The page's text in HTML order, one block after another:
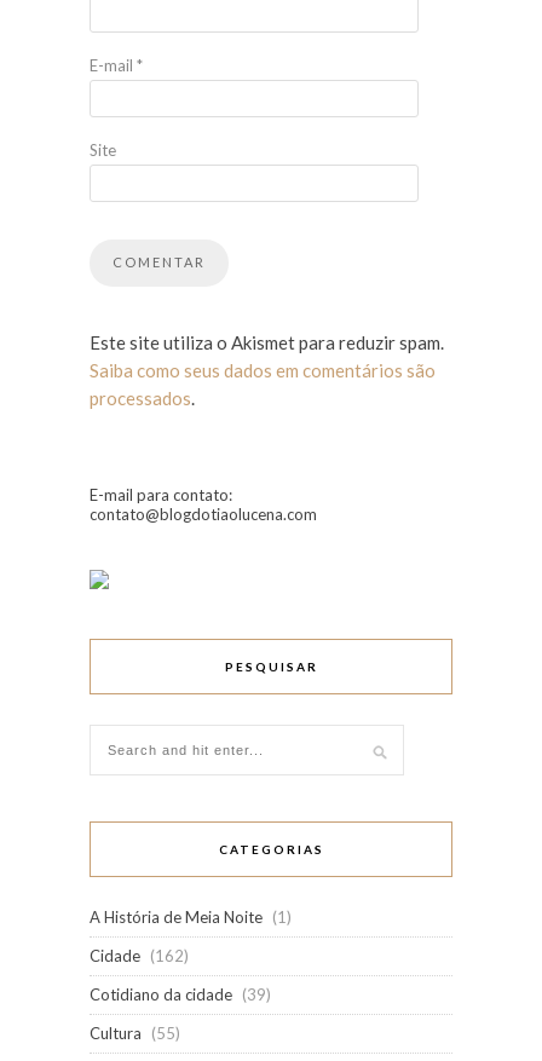
E-mail *
Site
Este site utiliza o Akismet para reduzir spam.
Saiba como seus dados em comentários são
processados.
E-mail para contato:
contato@blogdotiaolucena.com
PESQUISAR
CATEGORIAS
A História de Meia Noite (1)
Cidade (162)
Cotidiano da cidade (39)
Cultura
(55)